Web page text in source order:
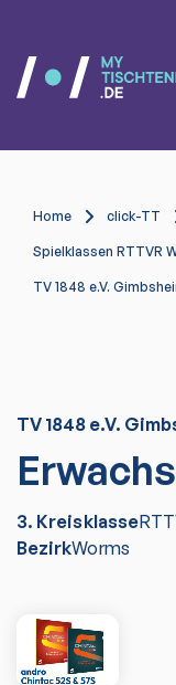
Home click-TT
Spielklassen RTTVR
TV 1848 e.V.
TV 1848 e.V.
3. Kreisklasse
BezirkWorms